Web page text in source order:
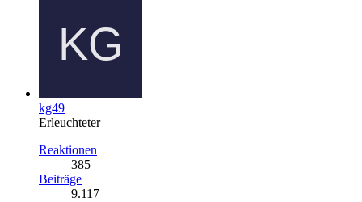
kg49
Erleuchteter
Reaktionen
385
Beiträge
9.117